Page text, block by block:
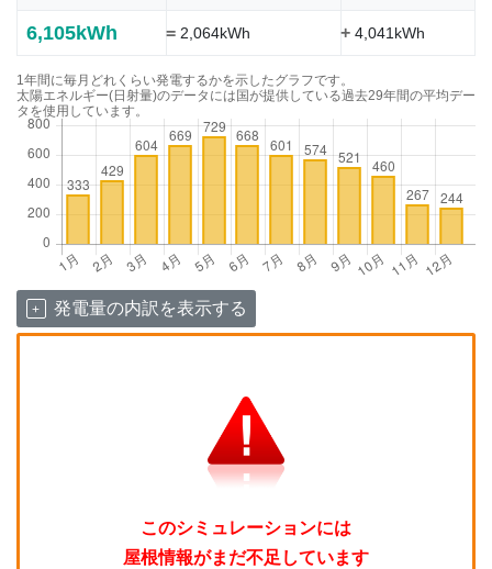
6,105kWh =2,064kWh +4,041kWh
1年間に毎月どれくらい発電するかを示したグラフです。
太陽エネルギー(日射量)のデータには国が提供している過去29年間の平均デー
タを使用しています。
発電量の内訳を表示する
このシミュレーションには
屋根情報がまだ不足しています